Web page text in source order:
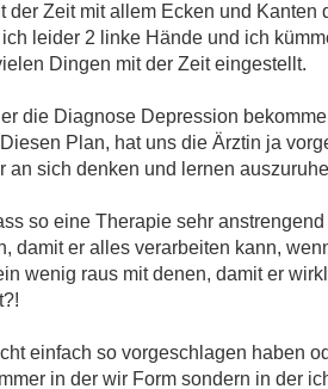
Zeit mit allem Ecken und Kanten
leider 2 linke Hände und ich
Dingen mit der Zeit eingestellt.
die Diagnose Depression
Plan, hat uns die Ärztin ja
an sich denken und lernen
so eine Therapie sehr
damit er alles verarbeiten kann,
wenig raus mit denen, damit er
einfach so vorgeschlagen haben
in der wir Form sondern in der